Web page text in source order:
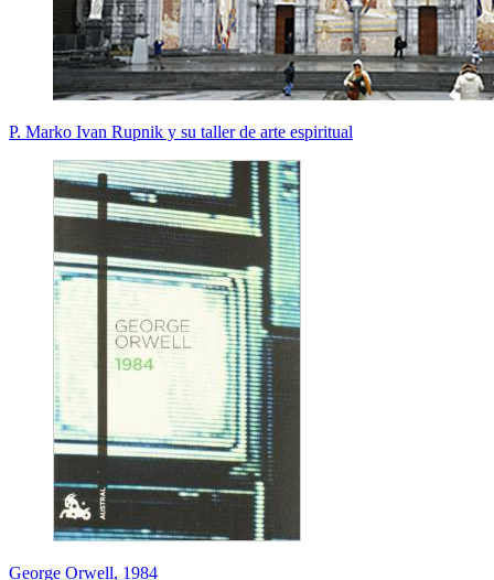
P. Marko Ivan Rupnik y su taller de arte espiritual
George Orwell, 1984